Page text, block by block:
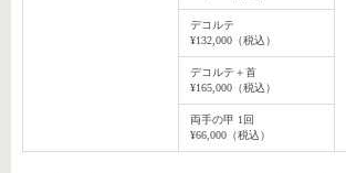
デコルテ
¥132,000（税込）
デコルテ＋首
¥165,000（税込）
両手の甲 1回
¥66,000（税込）